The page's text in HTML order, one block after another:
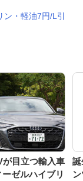
・軽油7円/L引
が目立つ輸入車
ゼルハイブリ
誕